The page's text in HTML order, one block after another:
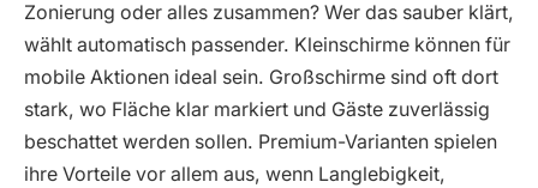
Zonierung oder alles zusammen? Wer das sauber klärt,
wählt automatisch passender. Kleinschirme können für
mobile Aktionen ideal sein. Großschirme sind oft dort
stark, wo Fläche klar markiert und Gäste zuverlässig
beschattet werden sollen. Premium-Varianten spielen
ihre Vorteile vor allem aus, wenn Langlebigkeit,